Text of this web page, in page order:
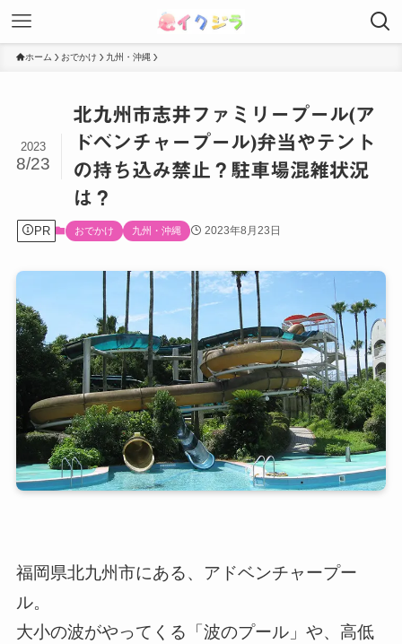
ホーム おでかけ 九州・沖縄
北九州市志井ファミリープール(ア
ドベンチャープール)弁当やテント
の持ち込み禁止？駐車場混雑状況
は？
2023
8/23
PR おでかけ 九州・沖縄 2023年8月23日
福岡県北九州市にある、アドベンチャープー
ル。
大小の波がやってくる「波のプール」や、高低